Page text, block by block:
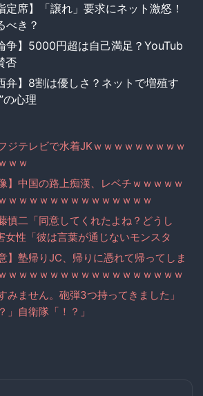
定席】「譲れ」要求にネット激怒！
べき？
争】5000円超は自己満足？YouTub
否
弁】8割は優しさ？ネットで増殖す
の心理
ジテレビで水着JKｗｗｗｗｗｗｗｗｗ
ｗｗ
】中国の路上痴漢、レベチｗｗｗｗｗ
ｗｗｗｗｗｗｗｗｗｗｗｗｗｗ
慎二「同意してくれたよね？どうし
女性「彼は言葉が通じないモンスタ
】塾帰りJC、帰りに憑れて帰ってしま
ｗｗｗｗｗｗｗｗｗｗｗｗｗｗｗｗｗ
みません。砲弾3つ持ってきました」
」自衛隊「！？」